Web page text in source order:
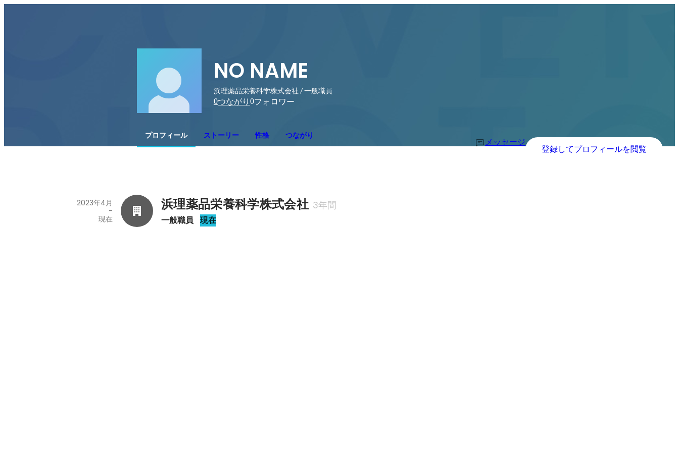
NO NAME
浜理薬品栄養科学株式会社 / 一般職員
0つながり 0フォロワー
プロフィール ストーリー 性格 つながり
メッセージ
登録してプロフィールを閲覧
浜理薬品栄養科学株式会社 3年間
一般職員 現在
2023年4月
-
現在